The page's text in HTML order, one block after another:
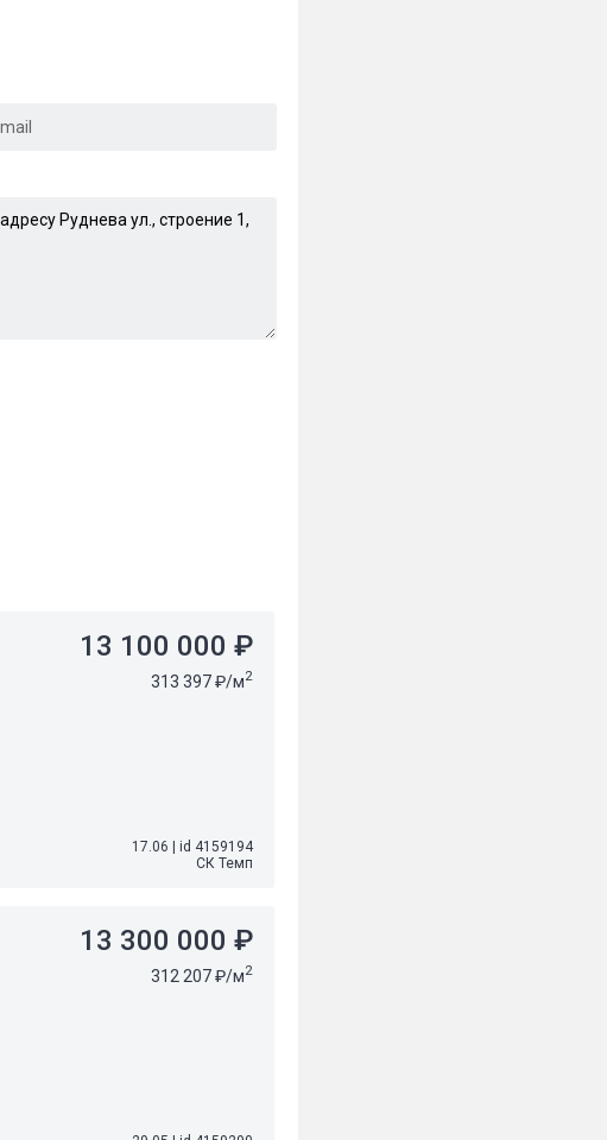
13 100 000 ₽
313 397 ₽/м2
17.06
id 4159194
СК Темп
13 300 000 ₽
312 207 ₽/м2